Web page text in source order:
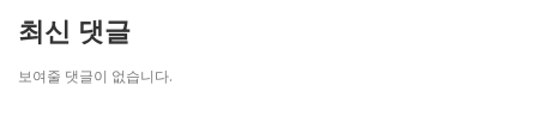
최신 댓글
보여줄 댓글이 없습니다.